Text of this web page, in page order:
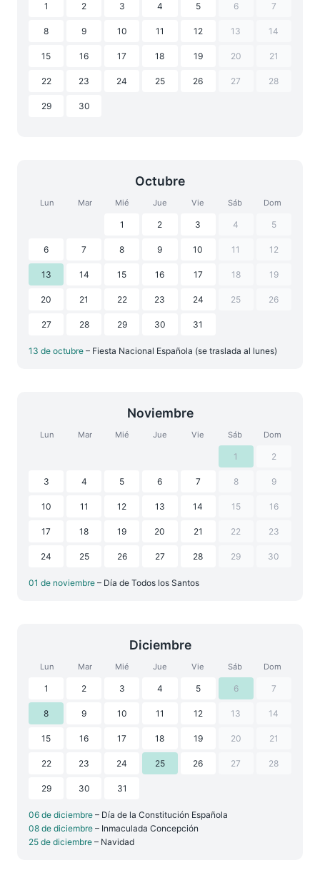
1 2 3 4 5 6 7
8 9 10 11 12 13 14
15 16 17 18 19 20 21
22 23 24 25 26 27 28
29 30
Octubre
Lun Mar Mié Jue Vie Sáb Dom
1 2 3 4 5
6 7 8 9 10 11 12
13 14 15 16 17 18 19
20 21 22 23 24 25 26
27 28 29 30 31
13 de octubre – Fiesta Nacional Española (se traslada al lunes)
Noviembre
Lun Mar Mié Jue Vie Sáb Dom
1 2
3 4 5 6 7 8 9
10 11 12 13 14 15 16
17 18 19 20 21 22 23
24 25 26 27 28 29 30
01 de noviembre – Día de Todos los Santos
Diciembre
Lun Mar Mié Jue Vie Sáb Dom
1 2 3 4 5 6 7
8 9 10 11 12 13 14
15 16 17 18 19 20 21
22 23 24 25 26 27 28
29 30 31
06 de diciembre – Día de la Constitución Española
08 de diciembre – Inmaculada Concepción
25 de diciembre – Navidad